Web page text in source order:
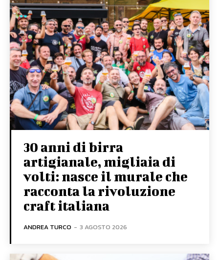
30 anni di birra
artigianale, migliaia di
volti: nasce il murale che
racconta la rivoluzione
craft italiana
ANDREA TURCO - 3 AGOSTO 2026